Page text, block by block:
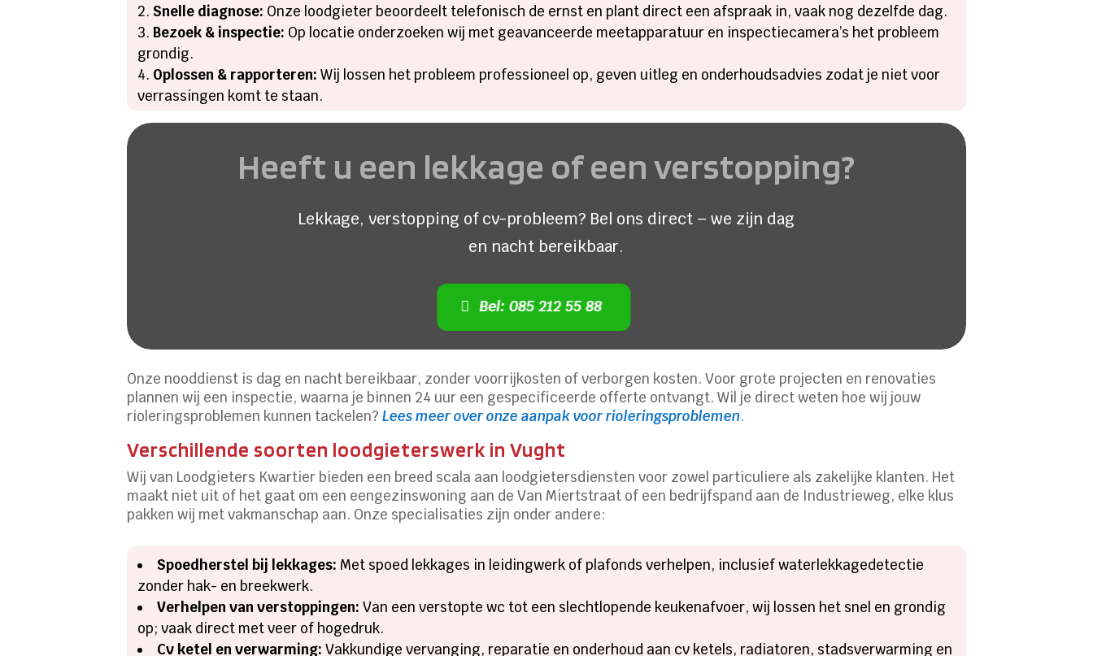
Snelle diagnose: Onze loodgieter beoordeelt telefonisch de ernst en plant direct een afspraak in, vaak nog dezelfde dag.
Bezoek & inspectie: Op locatie onderzoeken wij met geavanceerde meetapparatuur en inspectiecamera’s het probleem
grondig.
Oplossen & rapporteren: Wij lossen het probleem professioneel op, geven uitleg en onderhoudsadvies zodat je niet voor
verrassingen komt te staan.
Heeft u een lekkage of een verstopping?
Lekkage, verstopping of cv-probleem? Bel ons direct – we zijn dag
en nacht bereikbaar.
Bel: 085 212 55 88
Onze nooddienst is dag en nacht bereikbaar, zonder voorrijkosten of verborgen kosten. Voor grote projecten en renovaties
plannen wij een inspectie, waarna je binnen 24 uur een gespecificeerde offerte ontvangt. Wil je direct weten hoe wij jouw
rioleringsproblemen kunnen tackelen?Lees meer over onze aanpak voor rioleringsproblemen.
Verschillende soorten loodgieterswerk in Vught
Wij van Loodgieters Kwartier bieden een breed scala aan loodgietersdiensten voor zowel particuliere als zakelijke klanten. Het
maakt niet uit of het gaat om een eengezinswoning aan de Van Miertstraat of een bedrijfspand aan de Industrieweg, elke klus
pakken wij met vakmanschap aan. Onze specialisaties zijn onder andere:
Spoedherstel bij lekkages: Met spoed lekkages in leidingwerk of plafonds verhelpen, inclusief waterlekkagedetectie
zonder hak- en breekwerk.
Verhelpen van verstoppingen: Van een verstopte wc tot een slechtlopende keukenafvoer, wij lossen het snel en grondig
op; vaak direct met veer of hogedruk.
Cv ketel en verwarming: Vakkundige vervanging, reparatie en onderhoud aan cv ketels, radiatoren, stadsverwarming en